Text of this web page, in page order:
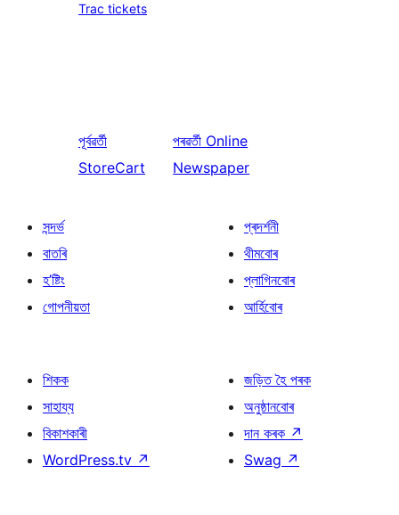
Trac tickets
পূৰ্বৱৰ্তী
StoreCart
পৰৱৰ্তী Online
Newspaper
সন্দৰ্ভ
বাতৰি
হ’ষ্টিং
গোপনীয়তা
প্ৰদৰ্শনী
থীমবোৰ
প্লাগিনবোৰ
আৰ্হিবোৰ
শিকক
সাহায্য
বিকাশকাৰী
WordPress.tv ↗
জড়িত হৈ পৰক
অনুষ্ঠানবোৰ
দান কৰক ↗
Swag ↗